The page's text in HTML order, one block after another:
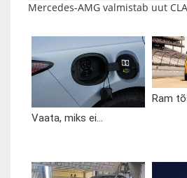
Mercedes-AMG valmistab uut
Vaata, miks ei...
Ram